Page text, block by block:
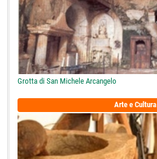
Grotta di San Michele Arcangelo
Arte e Cultura